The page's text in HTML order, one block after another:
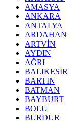
AMASYA
ANKARA
ANTALYA
ARDAHAN
ARTVİN
AYDIN
AĞRI
BALIKESİR
BARTIN
BATMAN
BAYBURT
BOLU
BURDUR